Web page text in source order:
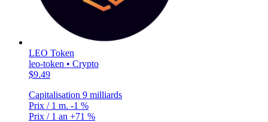
LEO Token
leo-token • Crypto
$9.49
Capitalisation 9 milliards
Prix / 1 m. -1 %
Prix / 1 an +71 %